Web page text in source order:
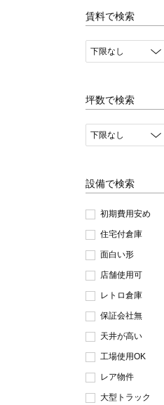
賃料で検索
坪数で検索
設備で検索
初期費用安め
住宅付倉庫
面白い形
店舗使用可
レトロ倉庫
保証会社無
天井が高い
工場使用OK
レア物件
大型トラック